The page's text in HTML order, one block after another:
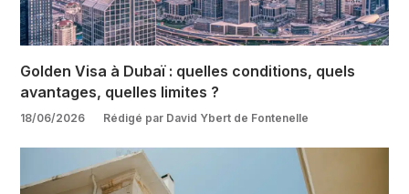
Golden Visa à Dubaï : quelles conditions, quels
avantages, quelles limites ?
18/06/2026 Rédigé par David Ybert de Fontenelle